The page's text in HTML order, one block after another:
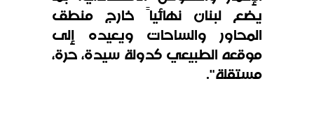
يضع لبنان نهائياً خارج منطق
المحاور والساحات ويعيده إلى
موقعه الطبيعي كدولة سيدة، حرة،
مستقلة".